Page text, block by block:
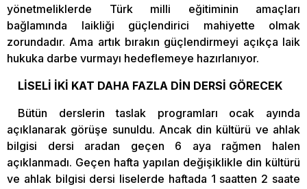
yönetmeliklerde Türk milli eğitiminin amaçları
bağlamında laikliği güçlendirici mahiyette olmak
zorundadır. Ama artık bırakın güçlendirmeyi açıkça laik
hukuka darbe vurmayı hedeflemeye hazırlanıyor.
LİSELİ İKİ KAT DAHA FAZLA DİN DERSİ GÖRECEK
Bütün derslerin taslak programları ocak ayında
açıklanarak görüşe sunuldu. Ancak din kültürü ve ahlak
bilgisi dersi aradan geçen 6 aya rağmen halen
açıklanmadı. Geçen hafta yapılan değişiklikle din kültürü
ve ahlak bilgisi dersi liselerde haftada 1 saatten 2 saate